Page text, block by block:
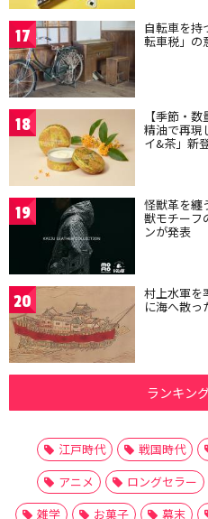
17 自転車を持
転車税」の
18 【季節・
精油で再現
イ&茶」新
19 怪獣革を纏
獣モチーフ
ンが発表
20 村上水軍を
に海へ散っ
ランキン
江戸時代 戦国時代
アニメ
ロングセラー
雑学
お菓子 幕末